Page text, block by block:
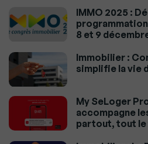
IMMO 2025 :
8 et 9
Immobilier :
simplifie la vie
My SeLoger
accompagne
partout, tout le